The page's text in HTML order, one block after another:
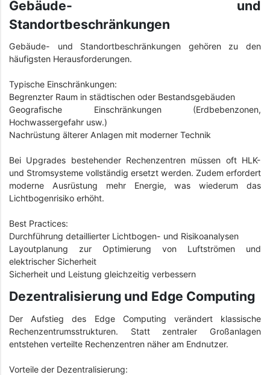
Gebäude- und
Standortbeschränkungen
Gebäude- und Standortbeschränkungen gehören zu den
häufigsten Herausforderungen.
Typische Einschränkungen:
Begrenzter Raum in städtischen oder Bestandsgebäuden
Geografische Einschränkungen (Erdbebenzonen,
Hochwassergefahr usw.)
Nachrüstung älterer Anlagen mit moderner Technik
Bei Upgrades bestehender Rechenzentren müssen oft HLK-
und Stromsysteme vollständig ersetzt werden. Zudem erfordert
moderne Ausrüstung mehr Energie, was wiederum das
Lichtbogenrisiko erhöht.
Best Practices:
Durchführung detaillierter Lichtbogen- und Risikoanalysen
Layoutplanung zur Optimierung von Luftströmen und
elektrischer Sicherheit
Sicherheit und Leistung gleichzeitig verbessern
Dezentralisierung und Edge Computing
Der Aufstieg des Edge Computing verändert klassische
Rechenzentrumsstrukturen. Statt zentraler Großanlagen
entstehen verteilte Rechenzentren näher am Endnutzer.
Vorteile der Dezentralisierung: